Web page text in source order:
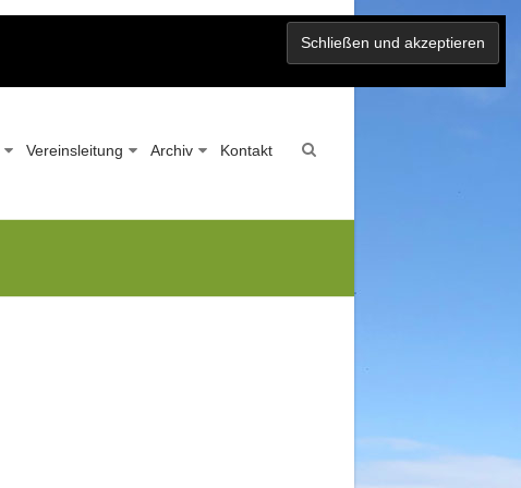
Vereinsleitung Archiv Kontakt